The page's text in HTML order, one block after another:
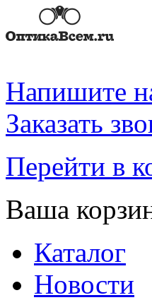
Напишите
Заказать
Перейти в
Ваша
Каталог
Новости